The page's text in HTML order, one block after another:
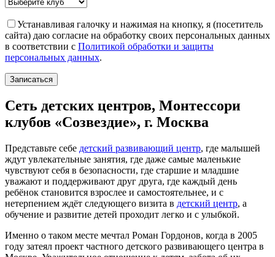
Устанавливая галочку и нажимая на кнопку, я (посетитель
сайта) даю согласие на обработку своих персональных данных
в соответствии с Политикой обработки и защиты
персональных данных.
Записаться
Сеть детских центров, Монтессори
клубов «Созвездие», г. Москва
Представьте себе детский развивающий центр, где малышей
ждут увлекательные занятия, где даже самые маленькие
чувствуют себя в безопасности, где старшие и младшие
уважают и поддерживают друг друга, где каждый день
ребёнок становится взрослее и самостоятельнее, и с
нетерпением ждёт следующего визита в детский центр, а
обучение и развитие детей проходит легко и с улыбкой.
Именно о таком месте мечтал Роман Гордонов, когда в 2005
году затеял проект частного детского развивающего центра в